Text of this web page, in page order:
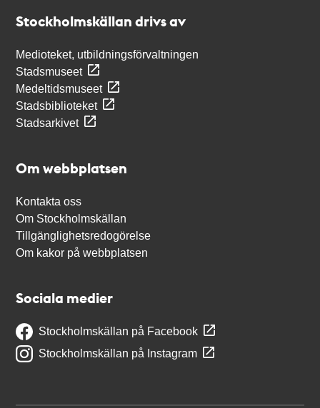
Stockholmskällan drivs av
Medioteket, utbildningsförvaltningen
Stadsmuseet
Medeltidsmuseet
Stadsbiblioteket
Stadsarkivet
Om webbplatsen
Kontakta oss
Om Stockholmskällan
Tillgänglighetsredogörelse
Om kakor på webbplatsen
Sociala medier
Stockholmskällan på Facebook
Stockholmskällan på Instagram